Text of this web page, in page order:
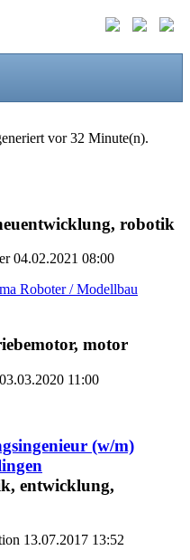
vor 32 Minute(n).
04.02.2021 08:00
Roboter / Modellbau
11:00
(w/m)
13.07.2017 13:52